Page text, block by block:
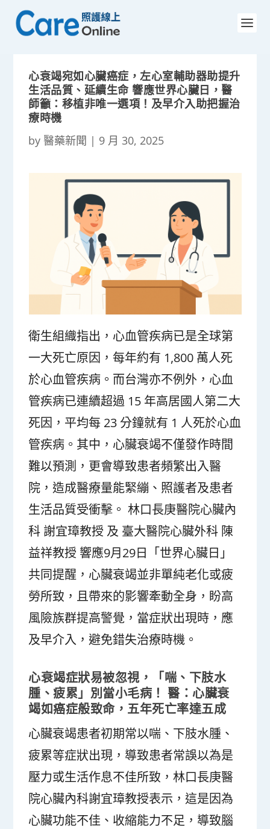
心衰竭宛如心臟癌症，左心室輔助器助提升
生活品質、延續生命 響應世界心臟日，醫
師籲：移植非唯一選項！及早介入助把握治
療時機
by 醫藥新聞 | 9 月 30, 2025
衛生組織指出，心血管疾病已是全球第
一大死亡原因，每年約有 1,800 萬人死
於心血管疾病。而台灣亦不例外，心血
管疾病已連續超過 15 年高居國人第二大
死因，平均每 23 分鐘就有 1 人死於心血
管疾病。其中，心臟衰竭不僅發作時間
難以預測，更會導致患者頻繁出入醫
院，造成醫療量能緊繃、照護者及患者
生活品質受衝擊。 林口長庚醫院心臟內
科 謝宜璋教授 及 臺大醫院心臟外科 陳
益祥教授 響應9月29日「世界心臟日」
共同提醒，心臟衰竭並非單純老化或疲
勞所致，且帶來的影響牽動全身，盼高
風險族群提高警覺，當症狀出現時，應
及早介入，避免錯失治療時機。
心衰竭症狀易被忽視，「喘、下肢水
腫、疲累」別當小毛病！ 醫：心臟衰
竭如癌症般致命，五年死亡率達五成
心臟衰竭患者初期常以喘、下肢水腫、
疲累等症狀出現，導致患者常誤以為是
壓力或生活作息不佳所致，林口長庚醫
院心臟內科謝宜璋教授表示，這是因為
心臟功能不佳、收縮能力不足，導致腦